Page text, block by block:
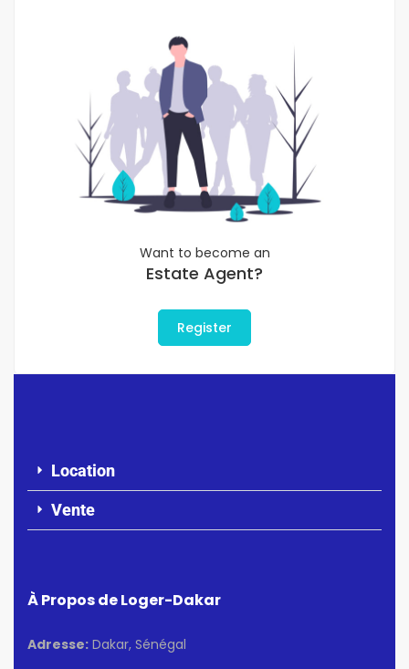
Want to become an
Estate Agent?
Register
Location
Vente
À Propos de Loger-Dakar
Adresse: Dakar, Sénégal